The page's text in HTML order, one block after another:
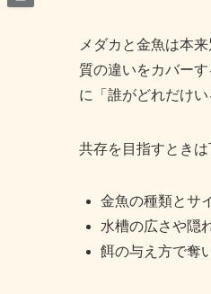
メダカと金魚は本
質の違いをカバー
に「誰がどれだけ
共存を目指すときは
金魚の種類とサ
水槽の広さや隠
餌の与え方で奪